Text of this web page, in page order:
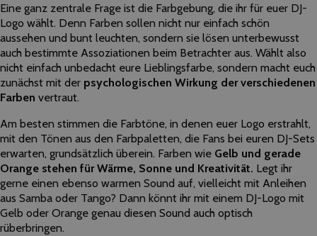
Eine​ ​ganz​ ​zentrale​ ​Frage​ ​ist​ ​die​ ​Farbgebung,​ ​die​ ​ihr​ ​für​ euer ​DJ-
Logo​ wählt.​ ​Denn​ ​Farben​ ​sollen nicht​ ​nur​ ​einfach​ ​schön​ ​
aussehen​ ​und​ ​bunt​ ​leuchten,​ ​sondern​ ​sie lösen unterbewusst​ ​
auch​ ​bestimmte​ ​Assoziationen​ ​beim​ ​Betrachter​ ​aus.​ ​Wählt​ ​also​ ​
nicht​ ​einfach unbedacht​ eure ​Lieblingsfarbe,​ ​sondern​ ​macht​ euch
​zunächst​ ​mit​ ​der​ ​ psychologischen​ ​Wirkung​ ​der verschiedenen​
​Farben ​ ​vertraut.​ ​
Am​ ​besten​ ​stimmen​ ​die​ ​Farbtöne,​ ​in​ ​denen​ euer ​Logo​ ​erstrahlt,​ ​
mit den​ ​Tönen​ ​aus​ ​den​ Farbpaletten,​ ​die​ ​Fans​ ​bei​ euren ​DJ-Sets​
​erwarten,​ ​grundsätzlich​ ​überein.​ ​Farben wie​ ​ Gelb​ ​und​ ​gerade​ ​
Orange​ ​stehen​ ​für​ ​Wärme,​ ​Sonne​ ​und​ ​Kreativität.​ ​Legt​ ihr ​
gerne​ ​einen ebenso​ ​warmen​ ​Sound​ ​auf,​ ​vielleicht​ ​mit​ ​Anleihen​ ​
aus​ ​Samba​ ​oder​ ​Tango?​ ​Dann​ ​könnt ihr​ ​mit​ ​einem DJ-Logo​ ​mit​ ​
Gelb​ ​oder​ ​Orange​ ​genau​ ​diesen​ ​Sound​ ​auch​ ​optisch​ ​
rüberbringen.​ ​